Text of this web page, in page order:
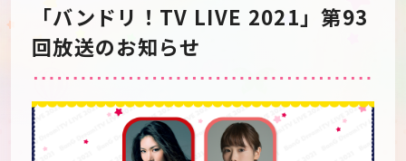
Artist
Game Media
「バンドリ！TV LIVE 2021」第93
回放送のお知らせ